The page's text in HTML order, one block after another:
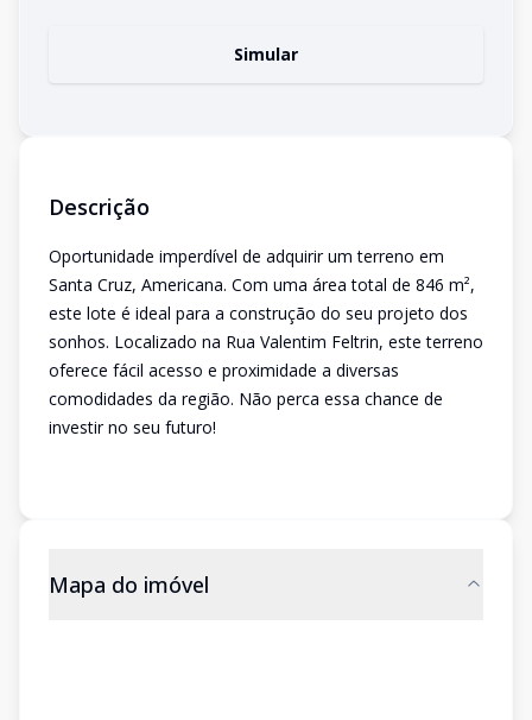
Simular
Descrição
Oportunidade imperdível de adquirir um terreno em
Santa Cruz, Americana. Com uma área total de 846 m²,
este lote é ideal para a construção do seu projeto dos
sonhos. Localizado na Rua Valentim Feltrin, este terreno
oferece fácil acesso e proximidade a diversas
comodidades da região. Não perca essa chance de
investir no seu futuro!
Mapa do imóvel